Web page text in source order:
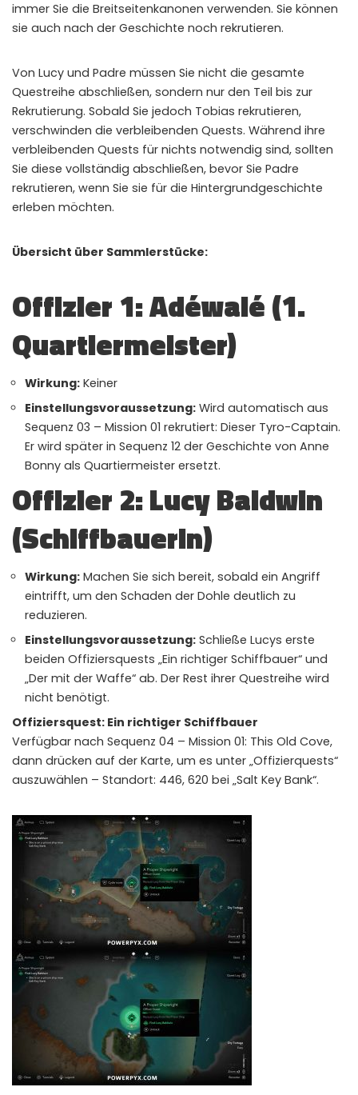
No promotions, no junk — just pure gaming content
Members-Only Content
Exclusive guides & secrets never published anywhere else
Join gamers worldwide and get real-time alerts
immer Sie die Breitseitenkanonen verwenden. Sie können
sie auch nach der Geschichte noch rekrutieren.
Von Lucy und Padre müssen Sie nicht die gesamte
Questreihe abschließen, sondern nur den Teil bis zur
Rekrutierung. Sobald Sie jedoch Tobias rekrutieren,
verschwinden die verbleibenden Quests. Während ihre
verbleibenden Quests für nichts notwendig sind, sollten
Sie diese vollständig abschließen, bevor Sie Padre
rekrutieren, wenn Sie sie für die Hintergrundgeschichte
erleben möchten.
Übersicht über Sammlerstücke:
Offizier 1: Adéwalé (1.
Quartiermeister)
Wirkung: Keiner
Einstellungsvoraussetzung: Wird automatisch aus
Sequenz 03 – Mission 01 rekrutiert: Dieser Tyro-Captain.
Er wird später in Sequenz 12 der Geschichte von Anne
Bonny als Quartiermeister ersetzt.
Offizier 2: Lucy Baldwin
(Schiffbauerin)
Wirkung: Machen Sie sich bereit, sobald ein Angriff
eintrifft, um den Schaden der Dohle deutlich zu
reduzieren.
Einstellungsvoraussetzung: Schließe Lucys erste
beiden Offiziersquests „Ein richtiger Schiffbauer“ und
„Der mit der Waffe“ ab. Der Rest ihrer Questreihe wird
nicht benötigt.
Offiziersquest: Ein richtiger Schiffbauer
Verfügbar nach Sequenz 04 – Mission 01: This Old Cove,
dann drücken auf der Karte, um es unter „Offizierquests“
auszuwählen – Standort: 446, 620 bei „Salt Key Bank“.